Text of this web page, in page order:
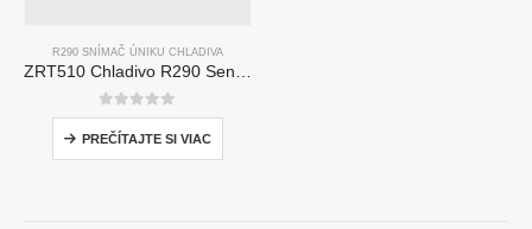
R290 SNÍMAČ ÚNIKU CHLADIVA
0z 5
PREČÍTAJTE SI VIAC